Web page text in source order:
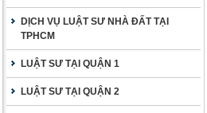
DỊCH VỤ LUẬT SƯ NHÀ ĐẤT TẠI
TPHCM
LUẬT SƯ TẠI QUẬN 1
LUẬT SƯ TẠI QUẬN 2